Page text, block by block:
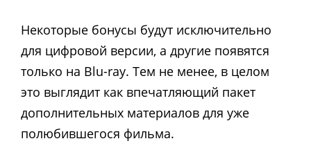
Некоторые бонусы будут исключительно
для цифровой версии, а другие появятся
только на Blu-ray. Тем не менее, в целом
это выглядит как впечатляющий пакет
дополнительных материалов для уже
полюбившегося фильма.